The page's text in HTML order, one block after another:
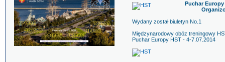
Puchar Europy
Wydany został biuletyn No.1
Międzynarodowy obóz treningowy
Puchar Europy HST - 4-7.07.2014